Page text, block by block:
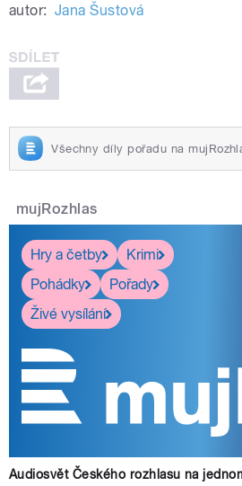
autor: Jana Šustová
Všechny díly pořadu na
mujRozhlas
Hry a četby
Krimi
Pohádky
Pořady
Živé vysílání
Audiosvět Českého rozhlasu na